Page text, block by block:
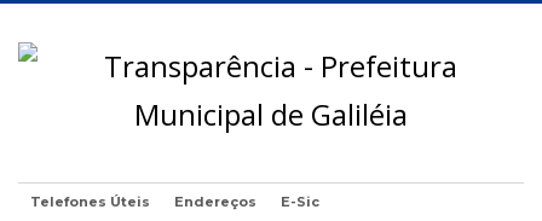
Telefones Úteis Endereços
E-Sic